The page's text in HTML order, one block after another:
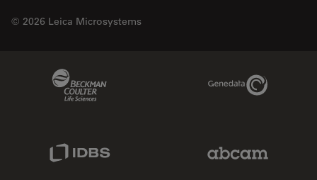
© 2026 Leica Microsystems
Genedata Link